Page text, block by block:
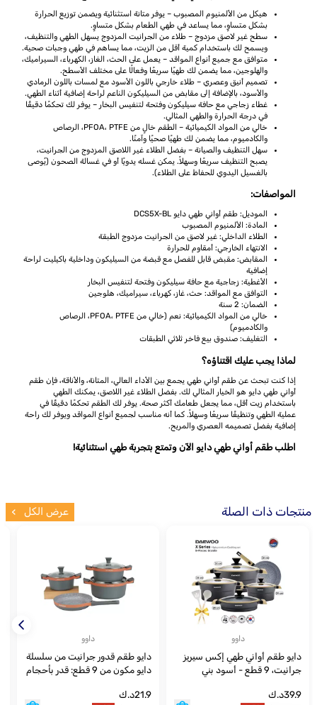
هيكل من الألمنيوم المصبوب – يوفر متانة استثنائية ويضمن توزيع الحرارة
بشكل متساوٍ، مما يساعد في طهي الطعام بشكل متساوٍ.
سطح غير لاصق مزدوج – طلاء من الجرانيت المزدوج يسهل الطهي والتنظيف،
ويسمح لك باستخدام كمية أقل من الزيت، مما يساهم في طهي وجبات صحية.
متوافق مع جميع أنواع المواقد – يعمل على الحث، الغاز، الكهرباء، السيراميك،
والهلوجين، مما يضمن لك طهيًا سريعًا وفعالًا على مختلف الأسطح.
تصميم أنيق وعصري – طلاء خارجي باللون الأسود مع لمسات باللون الرمادي
والأسود، بالإضافة إلى مقابض من السيليكون الناعم لراحة إضافية أثناء الطهي.
غطاء زجاجي مع حافة سيليكون وفتحة لتنفيس البخار – يوفر لك تحكمًا دقيقًا
في درجة الحرارة والطهي المثالي.
خالي من المواد الكيميائية – الطقم خالٍ من PFOA، PTFE، الرصاص
والكادميوم، مما يضمن لك طهيًا صحيًا وآمنًا.
سهل التنظيف والصيانة – بفضل الطلاء غير اللاصق المزدوج من الجرانيت،
يصبح التنظيف سريعًا وسهلاً. يمكن غسله يدويًا أو في غسالة الصحون (يُوصى
بالغسيل اليدوي للحفاظ على الطلاء).
المواصفات:
الموديل: طقم أواني طهي دايو DCS5X-BL
المادة: الألمنيوم المصبوب
الطلاء الداخلي: غير لاصق من الجرانيت مزدوج الطبقة
الانتهاء الخارجي: أمقاوم للحرارة
المقابض: مقبض قابل للفصل مع قبضة من السيليكون وداخلية باكيليت لراحة
إضافية
الأغطية: زجاجية مع حافة سيليكون وفتحة لتنفيس البخار
التوافق مع المواقد: حث، غاز، كهرباء، سيراميك، هلوجين
الضمان: 2 سنة
خالي من المواد الكيميائية: نعم (خالي من PFOA، PTFE، الرصاص
والكادميوم)
التغليف: صندوق بيع فاخر ثلاثي الطبقات
لماذا يجب عليك اقتناؤه؟
إذا كنت تبحث عن طقم أواني طهي يجمع بين الأداء العالي، المتانة، والأناقة، فإن طقم
أواني طهي دايو هو الخيار المثالي لك. بفضل الطلاء غير اللاصق، يمكنك الطهي
باستخدام زيت أقل، مما يجعل طعامك أكثر صحة. يوفر لك الطقم تحكمًا دقيقًا في
عملية الطهي وتنظيفًا سريعًا وسهلاً. كما أنه مناسب لجميع أنواع المواقد ويوفر لك راحة
إضافية بفضل تصميمه العصري والمريح.
اطلب طقم أواني طهي دايو الآن وتمتع بتجربة طهي استثنائية!
منتجات ذات الصلة عرض الكل
داوو
دايو طقم أواني طهي إكس سيريز
جرانيت، 9 قطع - أسود بني
39.9د.ك
داوو
دايو طقم قدور جرانيت من سلسلة
دايو مكون من 9 قطع: قدر بأحجام
سم،
21.9د.ك